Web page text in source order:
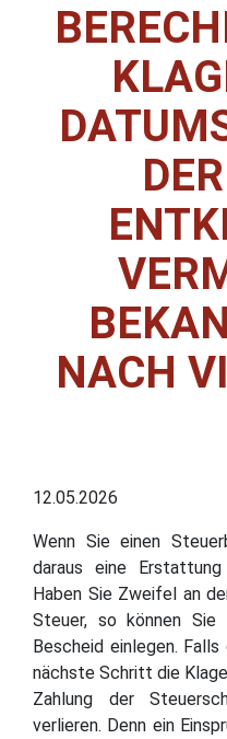
NACH
12.05.2026
Wenn Sie einen
daraus eine
Haben Sie Zweifel an
Steuer, so können Sie
Bescheid einlegen.
nächste Schritt die
Zahlung der
verlieren. Denn ein